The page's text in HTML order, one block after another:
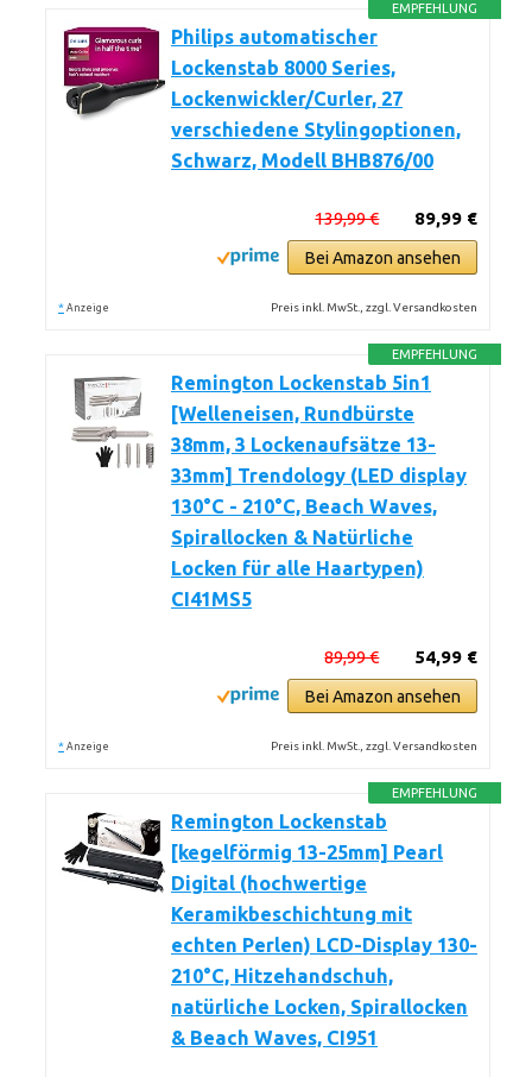
EMPFEHLUNG
Philips automatischer
Lockenstab 8000 Series,
Lockenwickler/Curler, 27
verschiedene Stylingoptionen,
Schwarz, Modell BHB876/00
89,99 €
139,99 €
Bei Amazon ansehen
* Anzeige Preis inkl. MwSt., zzgl. Versandkosten
EMPFEHLUNG
Remington Lockenstab 5in1
[Welleneisen, Rundbürste
38mm, 3 Lockenaufsätze 13-
33mm] Trendology (LED display
130°C - 210°C, Beach Waves,
Spirallocken & Natürliche
Locken für alle Haartypen)
CI41MS5
54,99 €
89,99 €
Bei Amazon ansehen
* Anzeige Preis inkl. MwSt., zzgl. Versandkosten
EMPFEHLUNG
Remington Lockenstab
[kegelförmig 13-25mm] Pearl
Digital (hochwertige
Keramikbeschichtung mit
echten Perlen) LCD-Display 130-
210°C, Hitzehandschuh,
natürliche Locken, Spirallocken
& Beach Waves, CI951